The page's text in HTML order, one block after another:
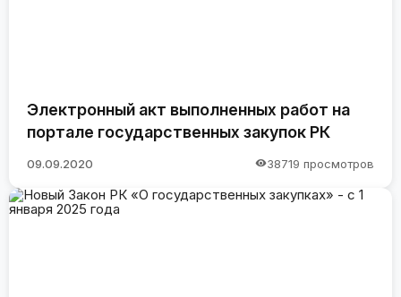
Электронный акт выполненных работ на
портале государственных закупок РК
09.09.2020 38719 просмотров